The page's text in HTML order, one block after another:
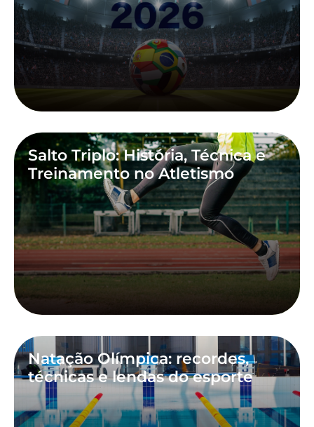
Salto Triplo: História, Técnica e
Treinamento no Atletismo
Natação Olímpica: recordes,
técnicas e lendas do esporte